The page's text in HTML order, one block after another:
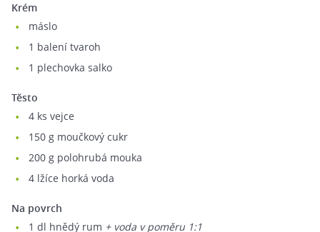
Krém
máslo
1 balení tvaroh
1 plechovka salko
Těsto
4 ks vejce
150 g moučkový cukr
200 g polohrubá mouka
4 lžíce horká voda
Na povrch
1 dl hnědý rum + voda v poměru 1:1